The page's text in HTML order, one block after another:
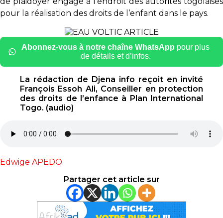
pour la réalisation des droits de l’enfant dans le pays.
Abonnez-vous à notre chaîne WhatsApp pour plus
de détails et d’infos.
La rédaction de Djena info reçoit en invité
François Essoh Ali, Conseiller en protection
des droits de l’enfance à Plan International
Togo. (audio)
Edwige APEDO
Partager cet article sur